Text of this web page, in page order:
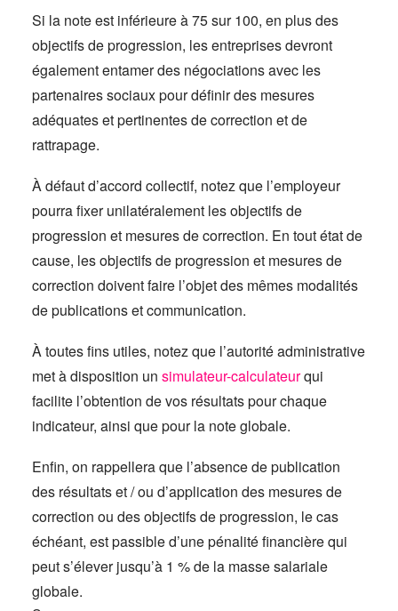
Si la note est inférieure à 75 sur 100, en plus des
objectifs de progression, les entreprises devront
également entamer des négociations avec les
partenaires sociaux pour définir des mesures
adéquates et pertinentes de correction et de
rattrapage.
À défaut d’accord collectif, notez que l’employeur
pourra fixer unilatéralement les objectifs de
progression et mesures de correction. En tout état de
cause, les objectifs de progression et mesures de
correction doivent faire l’objet des mêmes modalités
de publications et communication.
À toutes fins utiles, notez que l’autorité administrative
met à disposition un simulateur-calculateurqui
facilite l’obtention de vos résultats pour chaque
indicateur, ainsi que pour la note globale.
Enfin, on rappellera que l’absence de publication
des résultats et / ou d’application des mesures de
correction ou des objectifs de progression, le cas
échéant, est passible d’une pénalité financière qui
peut s’élever jusqu’à 1 % de la masse salariale
globale.